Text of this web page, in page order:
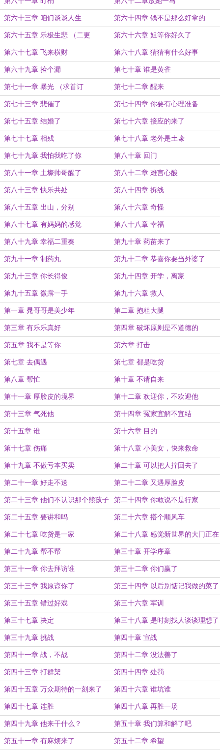
第六十三章 咱们谈谈人生 第六十四章 钱不是那么好拿的
第六十五章 乐极生悲 （二更 第六十六章 姐等你好久了
第六十七章 飞来横财 第六十八章 猜猜有什么好事
第六十九章 捡个漏 第七十章 谁是黄雀
第七十一章 暴光 （求首订 第七十二章 醒来
第七十三章 悲催了 第七十四章 你要有心理准备
第七十五章 结婚了 第七十六章 接应的来了
第七十七章 相残 第七十八章 老外是土壕
第七十九章 我怕我吃了你 第八十章 回门
第八十一章 土壕帅哥醒了 第八十二章 难言心酸
第八十三章 快乐共处 第八十四章 拆线
第八十五章 出山，分别 第八十六章 奇怪
第八十七章 有妈妈的感觉 第八十八章 幸福
第八十九章 幸福二重奏 第九十章 药苗来了
第九十一章 制药丸 第九十二章 恭喜你要当外婆了
第九十三章 你长得俊 第九十四章 开学，离家
第九十五章 微露一手 第九十六章 救人
第一章 晁哥哥是美少年 第二章 抱粗大腿
第三章 有乐乐真好 第四章 破坏原则是不道德的
第五章 我不是等你 第六章 打击
第七章 去偶遇 第七章 都是吃货
第八章 帮忙 第十章 不请自来
第十一章 厚脸皮的境界 第十二章 欢迎你，不欢迎他
第十三章 气死他 第十四章 冤家宜解不宜结
第十五章 谁 第十六章 目的
第十七章 伤痛 第十八章 小美女，快来救命
第十九章 不做亏本买卖 第二十章 可以把人拧回去了
第二十一章 好走不送 第二十二章 又遇厚脸皮
第二十三章 他们不认识那个熊孩子 第二十四章 你敢说不是行家
第二十五章 要讲和吗 第二十六章 搭个顺风车
第二十七章 吃货是一家 第二十八章 感觉新世界的大门正在
打开
第二十九章 帮不帮 第三十章 开学序章
第三十一章 你去拜访谁 第三十二章 你们赢了
第三十三章 我原谅你了 第三十四章 以后别惦记我做的菜了
第三十五章 错过好戏 第三十六章 军训
第三十七章 决定 第三十八章 是时刻找人谈谈理想了
第三十九章 挑战 第四十章 宣战
第四十一章 战，不战 第四十二章 没法善了
第四十三章 打群架 第四十四章 处罚
第四十五章 万众期待的一刻来了 第四十六章 谁坑谁
第四十七章 连胜 第四十八章 再胜一场
第四十九章 他来干什么？ 第五十章 我们算和解了吧
第五十一章 有麻烦来了 第五十二章 希望